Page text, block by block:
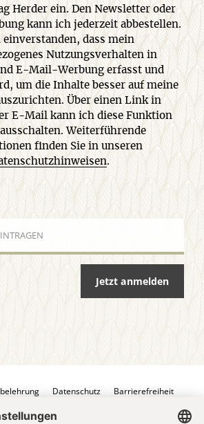
Herder ein. Den Newsletter oder
kann ich jederzeit abbestellen.
dass mein
Nutzungsverhalten in
E-Mail-Werbung erfasst und
um die Inhalte besser auf meine
Über einen Link in
E-Mail kann ich diese Funktion
Weiterführende
finden Sie in unseren
.
Jetzt anmelden
Datenschutz
Barrierefreiheit